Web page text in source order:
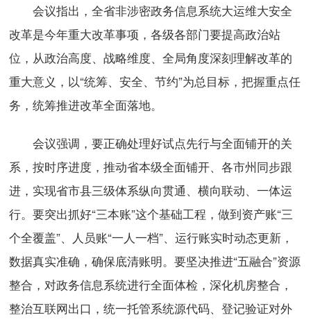
会议指出，全省非涉密政务信息系统大运维大安全
改革是今年重大改革事项，各级各部门要提高政治站
位，从政治高度、战略维度、全局角度深刻理解改革的
重大意义，以“统筹、安全、节约”为总目标，把握重点任
务，统筹推进改革全面落地。
会议强调，要正确处理好试点先行与全面铺开的关
系，按时序进度，推动省本级全面铺开、各市州同步跟
进，实现省市县三级体系纵向贯通、横向联动、一体运
行。要突出抓好“三本账”这个基础工程，做到资产账“三
个全覆盖”、人员账“一人一档”、运行账实时动态更新，
数据真实准确，确保底清账明。要坚决推进“五融合”资源
整合，对政务信息系统进行全面体检，深化机房整合，
整治互联网出口，统一托管系统源代码、登记验证对外